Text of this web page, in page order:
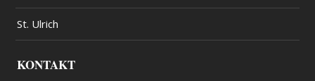
St. Ulrich
KONTAKT